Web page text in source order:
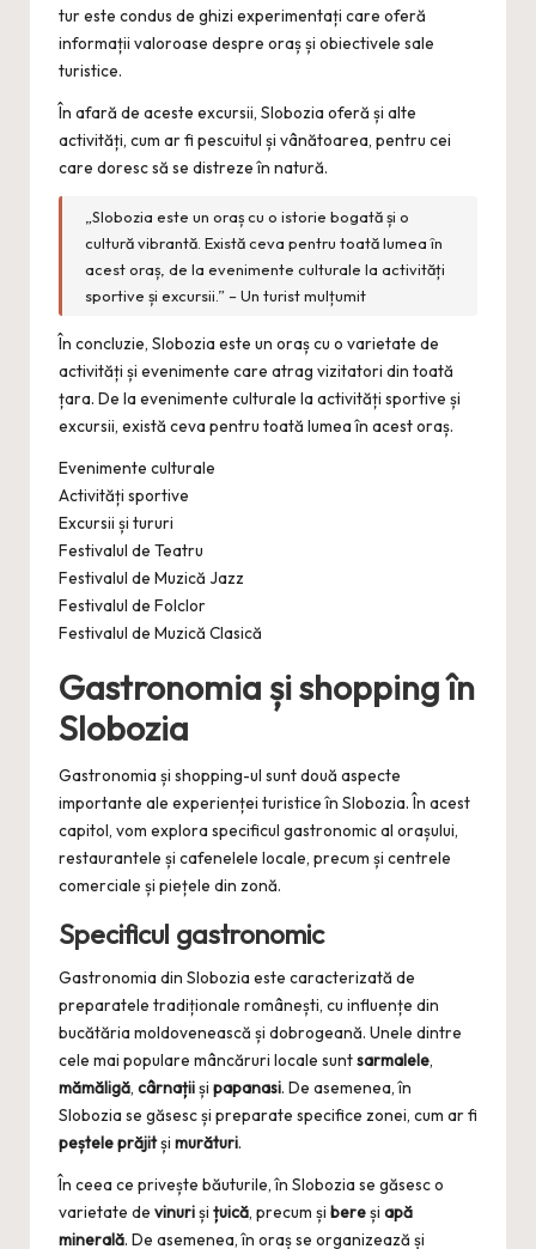
tur este condus de ghizi experimentați care oferă
informații valoroase despre oraș și obiectivele sale
turistice.
În afară de aceste excursii, Slobozia oferă și alte
activități, cum ar fi pescuitul și vânătoarea, pentru cei
care doresc să se distreze în natură.
„Slobozia este un oraș cu o istorie bogată și o
cultură vibrantă. Există ceva pentru toată lumea în
acest oraș, de la evenimente culturale la activități
sportive și excursii.” – Un turist mulțumit
În concluzie, Slobozia este un oraș cu o varietate de
activități și evenimente care atrag vizitatori din toată
țara. De la evenimente culturale la activități sportive și
excursii, există ceva pentru toată lumea în acest oraș.
Evenimente culturale
Activități sportive
Excursii și tururi
Festivalul de Teatru
Festivalul de Muzică Jazz
Festivalul de Folclor
Festivalul de Muzică Clasică
Gastronomia și shopping în
Slobozia
Gastronomia și shopping-ul sunt două aspecte
importante ale experienței turistice în Slobozia. În acest
capitol, vom explora specificul gastronomic al orașului,
restaurantele și cafenelele locale, precum și centrele
comerciale și piețele din zonă.
Specificul gastronomic
Gastronomia din Slobozia este caracterizată de
preparatele tradiționale românești, cu influențe din
bucătăria moldovenească și dobrogeană. Unele dintre
cele mai populare mâncăruri locale suntsarmalele,
mămăligă, cârnațiiși papanasi. De asemenea, în
Slobozia se găsesc și preparate specifice zonei, cum ar fi
peștele prăjitși murături.
În ceea ce privește băuturile, în Slobozia se găsesc o
varietate de vinuriși țuică, precum și bereși apă
minerală. De asemenea, în oraș se organizează și